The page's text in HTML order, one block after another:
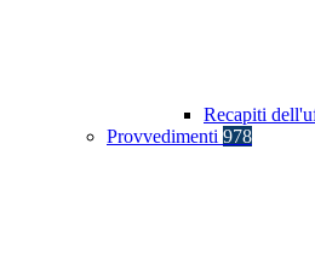
Recapiti
Provvedimenti 978